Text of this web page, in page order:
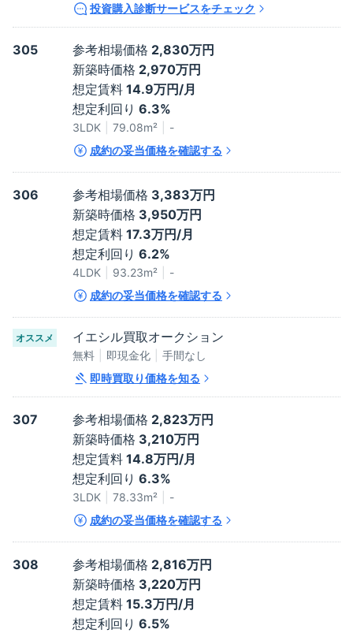
投資購入診断サービスをチェック
305 参考相場価格 2,830万円
新築時価格 2,970万円
想定賃料 14.9万円/月
想定利回り 6.3%
3LDK 79.08m²
-
成約の妥当価格を確認する
306 参考相場価格 3,383万円
新築時価格 3,950万円
想定賃料 17.3万円/月
想定利回り 6.2%
4LDK 93.23m²
-
成約の妥当価格を確認する
オススメ イエシル買取オークション
無料 即現金化
手間なし
即時買取り価格を知る
307 参考相場価格 2,823万円
新築時価格 3,210万円
想定賃料 14.8万円/月
想定利回り 6.3%
3LDK 78.33m²
-
成約の妥当価格を確認する
308 参考相場価格 2,816万円
新築時価格 3,220万円
想定賃料 15.3万円/月
想定利回り 6.5%